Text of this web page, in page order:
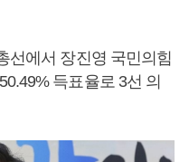
선에서 장진영 국민의힘
득표율로 3선 의